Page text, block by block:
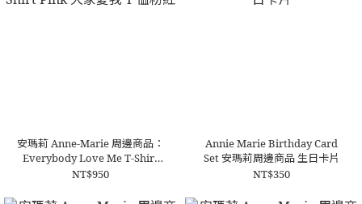
安瑪莉 Anne-Marie 周邊商品：
Everybody Love Me T-Shirt
Pink 大家愛我 T 恤粉紅
NT$950
Annie Marie Birthday Card
Set 安瑪莉周邊商品 生日卡片
NT$350